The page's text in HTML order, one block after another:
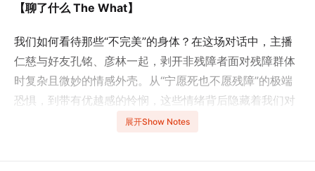
【聊了什么 The What】
我们如何看待那些“不完美”的身体？在这场对话中，主播
仁慈与好友孔铭、彦林一起，剥开非残障者面对残障群体
时复杂且微妙的情感外壳。从“宁愿死也不愿残障”的极端
恐惧，到带有优越感的怜悯，这些情绪背后隐藏着我们对
生命不确定性的深层焦虑，以及对人生失控的本能抵制。
展开Show Notes